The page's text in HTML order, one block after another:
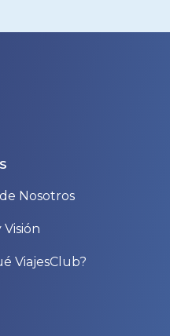
Nosotros
Visión
ViajesClub?